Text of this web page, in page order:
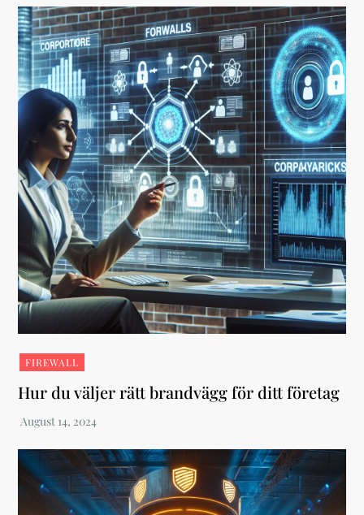
FIREWALL
Hur du väljer rätt brandvägg för ditt företag